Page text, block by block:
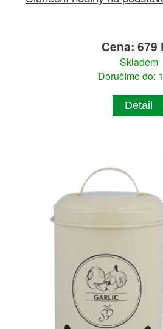
Cena: 679
Skladem
Doručíme do:
Detail